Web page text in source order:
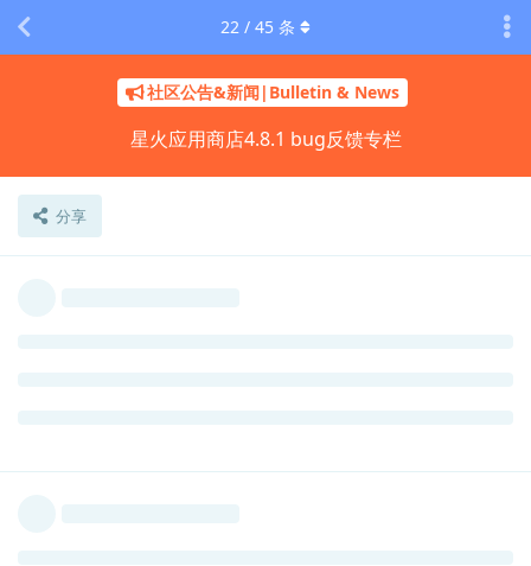
社区公告&新闻|Bulletin & News
星火应用商店4.8.1 bug反馈专栏
分享
22 / 45 条